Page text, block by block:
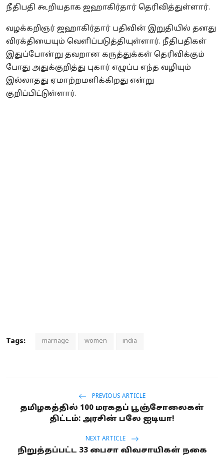
நீதிபதி கூறியதாக ஜஹாகிர்தார் தெரிவித்துள்ளார்.
வழக்கறிஞர் ஜஹாகிர்தார் பதிவின் இறுதியில் தனது
விரக்தியையும் வெளிப்படுத்தியுள்ளார். நீதிபதிகள்
இதுப்போன்று தவறான கருத்துக்கள் தெரிவிக்கும்
போது அதுக்குறித்து புகார் எழுப்ப எந்த வழியும்
இல்லாதது ஏமாற்றமளிக்கிறது என்று
குறிப்பிட்டுள்ளார்.
Tags: marriage women india
PREVIOUS ARTICLE
தமிழகத்தில் 100 மரகதப் பூஞ்சோலைகள்
திட்டம்: அரசின் பலே ஐடியா!
NEXT ARTICLE
நிறுத்தப்பட்ட 33 பைசா விவசாயிகள் நகை